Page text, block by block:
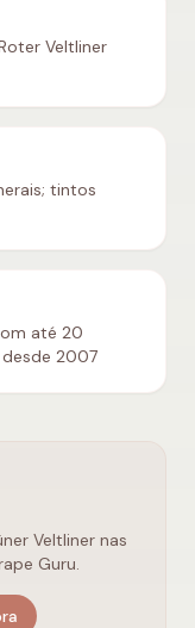
Veltliner
tintos
até 20
2007
Veltliner nas
Guru.